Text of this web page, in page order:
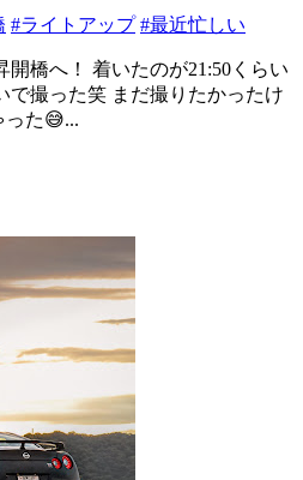
#ライトアップ #最近忙しい
橋へ！ 着いたのが21:50くらい
で撮った笑 まだ撮りたかったけ
った😅...